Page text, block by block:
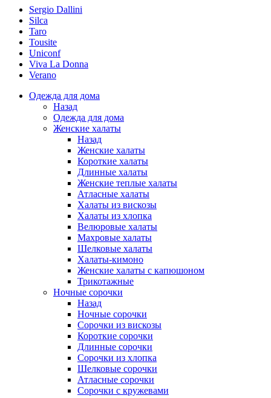
Sergio Dallini
Silca
Taro
Tousite
Uniconf
Viva La Donna
Verano
Одежда для дома
Назад
Одежда для дома
Женские халаты
Назад
Женские халаты
Короткие халаты
Длинные халаты
Женские теплые халаты
Атласные халаты
Халаты из вискозы
Халаты из хлопка
Велюровые халаты
Махровые халаты
Шелковые халаты
Халаты-кимоно
Женские халаты с капюшоном
Трикотажные
Ночные сорочки
Назад
Ночные сорочки
Сорочки из вискозы
Короткие сорочки
Длинные сорочки
Сорочки из хлопка
Шелковые сорочки
Атласные сорочки
Сорочки с кружевами